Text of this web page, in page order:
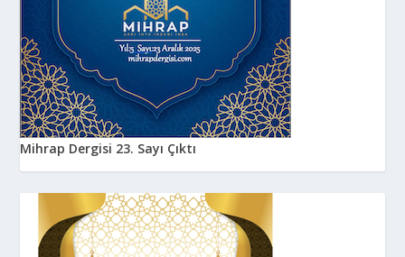
Mihrap Dergisi 23. Sayı Çıktı